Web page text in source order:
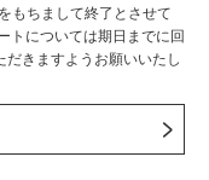
もちまして終了とさせて
トについては期日までに回
きますようお願いいたし